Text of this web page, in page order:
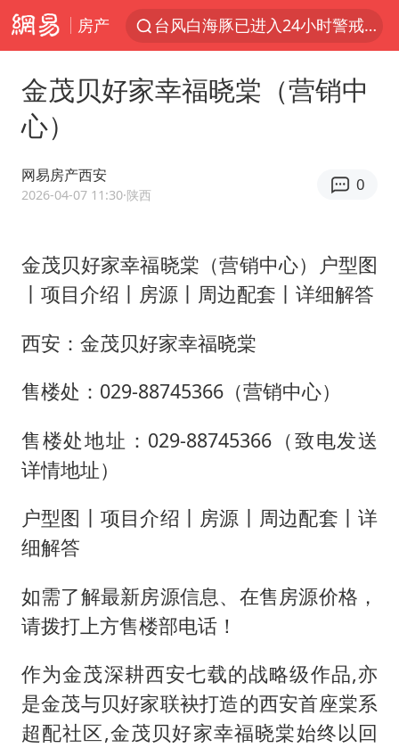
房产
台风白海豚已进入24小时警戒线
上海：台风白海豚或将带来龙卷风
38岁演员求职万岁山NPC成功
U17国足三连胜晋级明日之星半决赛
美股存储板块集体大跌
名创优品回应女子吐槽内裤质量差
金茂贝好家幸福晓棠（营销中
心）
网易房产西安
2026-04-07 11:30·陕西
0
金茂贝好家幸福晓棠（营销中心）户型图
丨项目介绍丨房源丨周边配套丨详细解答
西安：金茂贝好家幸福晓棠
售楼处：029-88745366（营销中心）
售楼处地址：029-88745366（致电发送
详情地址）
户型图丨项目介绍丨房源丨周边配套丨详
细解答
如需了解最新房源信息、在售房源价格，
请拨打上方售楼部电话！
作为金茂深耕西安七载的战略级作品,亦
是金茂与贝好家联袂打造的西安首座棠系
超配社区,金茂贝好家幸福晓棠始终以回